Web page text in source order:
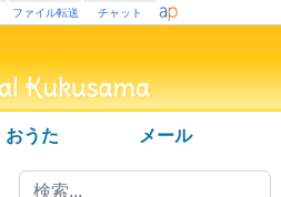
ファイル転送 チャット
おうた メール